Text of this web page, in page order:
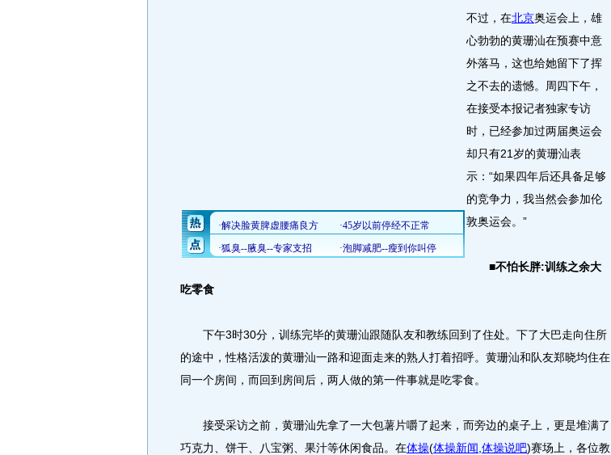
不过，在北京奥运会上，雄
心勃勃的黄珊汕在预赛中意
外落马，这也给她留下了挥
之不去的遗憾。周四下午，
在接受本报记者独家专访
时，已经参加过两届奥运会
却只有21岁的黄珊汕表
示：“如果四年后还具备足够
的竞争力，我当然会参加伦
敦奥运会。”
■不怕长胖:训练之余大
吃零食
下午3时30分，训练完毕的黄珊汕跟随队友和教练回到了住处。下了大巴走向住所
的途中，性格活泼的黄珊汕一路和迎面走来的熟人打着招呼。黄珊汕和队友郑晓均住在
同一个房间，而回到房间后，两人做的第一件事就是吃零食。
接受采访之前，黄珊汕先拿了一大包薯片嚼了起来，而旁边的桌子上，更是堆满了
巧克力、饼干、八宝粥、果汁等休闲食品。在体操(体操新闻 体操说吧)赛场上，各位教